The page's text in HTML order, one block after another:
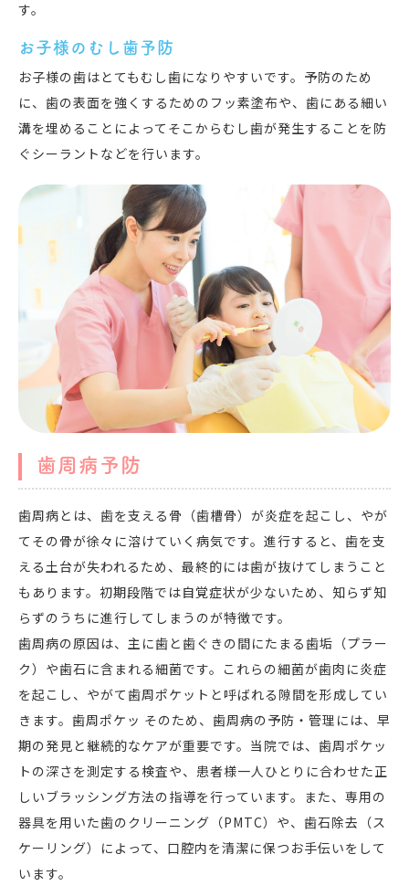
す。
お子様のむし歯予防
お子様の歯はとてもむし歯になりやすいです。予防のため
に、歯の表面を強くするためのフッ素塗布や、歯にある細い
溝を埋めることによってそこからむし歯が発生することを防
ぐシーラントなどを行います。
歯周病予防
歯周病とは、歯を支える骨（歯槽骨）が炎症を起こし、やが
てその骨が徐々に溶けていく病気です。進行すると、歯を支
える土台が失われるため、最終的には歯が抜けてしまうこと
もあります。初期段階では自覚症状が少ないため、知らず知
らずのうちに進行してしまうのが特徴です。
歯周病の原因は、主に歯と歯ぐきの間にたまる歯垢（プラー
ク）や歯石に含まれる細菌です。これらの細菌が歯肉に炎症
を起こし、やがて歯周ポケットと呼ばれる隙間を形成してい
きます。歯周ポケッ そのため、歯周病の予防・管理には、早
期の発見と継続的なケアが重要です。当院では、歯周ポケッ
トの深さを測定する検査や、患者様一人ひとりに合わせた正
しいブラッシング方法の指導を行っています。また、専用の
器具を用いた歯のクリーニング（PMTC）や、歯石除去（ス
ケーリング）によって、口腔内を清潔に保つお手伝いをして
います。